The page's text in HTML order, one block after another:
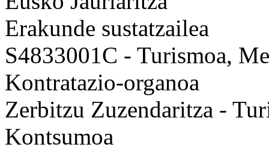
Erakunde sustatzailea
S4833001C - Turismoa,
Kontratazio-organoa
Zerbitzu Zuzendaritza -
Kontsumoa